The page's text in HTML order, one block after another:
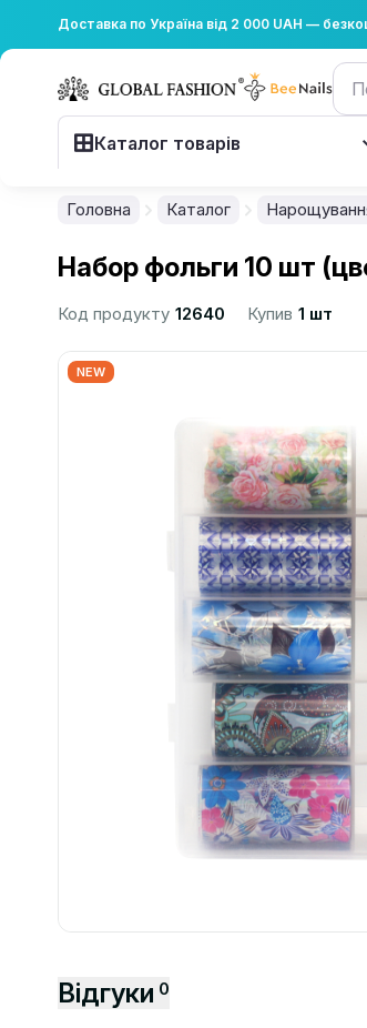
Доставка по Україна від 2 000 UAH —
Каталог товарів
Головна Каталог
Набор фольги 10 шт
Код продукту 12640 Купив 1 шт
NEW
Відгуки 0